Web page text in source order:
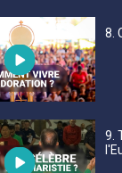
8
9